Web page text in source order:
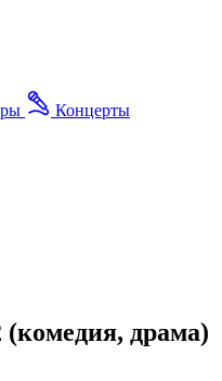
Концерты
(комедия, драма)